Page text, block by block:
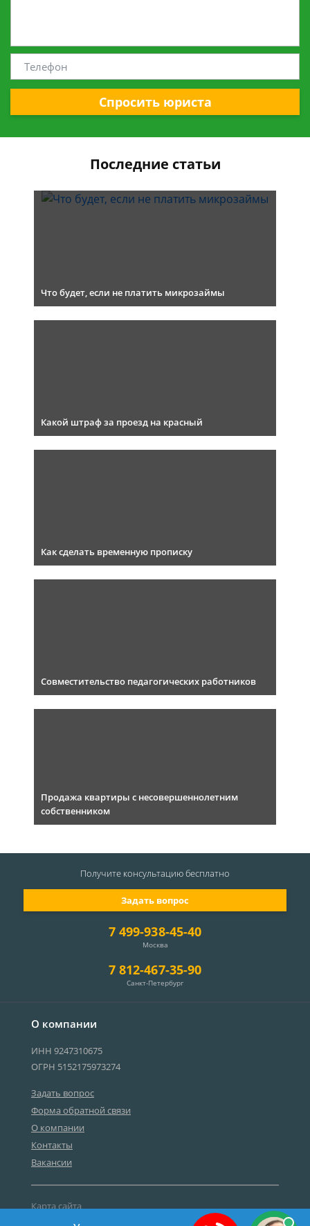
Спросить юриста
Последние статьи
Что будет, если не платить микрозаймы
Какой штраф за проезд на красный
Как сделать временную прописку
Совместительство педагогических работников
Продажа квартиры с несовершеннолетним
собственником
О компании
ИНН 9247310675
ОГРН 5152175973274
Задать вопрос
Форма обратной связи
О компании
Контакты
Вакансии
Карта сайта
Политика персональных данных
7 499-938-45-40
Москва
7 812-467-35-90
Санкт-Петербург
Задать вопрос
Получите консультациюбесплатно